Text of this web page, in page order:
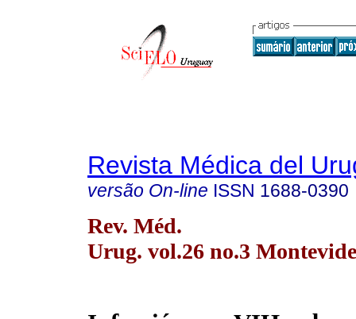
Revista Médica del
versão On-line ISSN 1688-0390
Rev. Méd.
Urug. vol.26 no.3